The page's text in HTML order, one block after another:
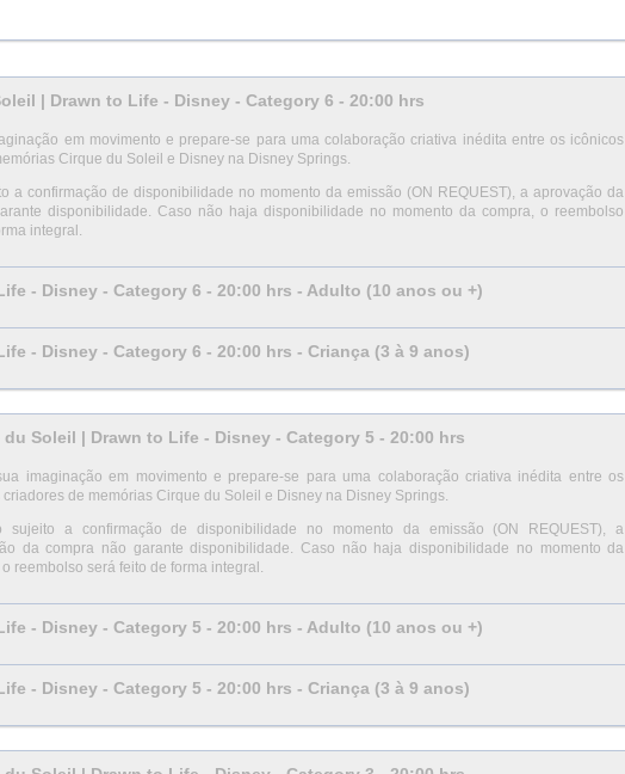
| Drawn to Life - Disney - Category 6 - 20:00 hrs
em movimento e prepare-se para uma colaboração criativa inédita entre os icônicos
Cirque du Soleil e Disney na Disney Springs.
a confirmação de disponibilidade no momento da emissão (ON REQUEST), a aprovação da
disponibilidade. Caso não haja disponibilidade no momento da compra, o reembolso
integral.
- Disney - Category 6 - 20:00 hrs - Adulto (10 anos ou +)
- Disney - Category 6 - 20:00 hrs - Criança (3 à 9 anos)
du Soleil | Drawn to Life - Disney - Category 5 - 20:00 hrs
imaginação em movimento e prepare-se para uma colaboração criativa inédita entre os
criadores de memórias Cirque du Soleil e Disney na Disney Springs.
sujeito a confirmação de disponibilidade no momento da emissão (ON REQUEST), a
da compra não garante disponibilidade. Caso não haja disponibilidade no momento da
reembolso será feito de forma integral.
- Disney - Category 5 - 20:00 hrs - Adulto (10 anos ou +)
- Disney - Category 5 - 20:00 hrs - Criança (3 à 9 anos)